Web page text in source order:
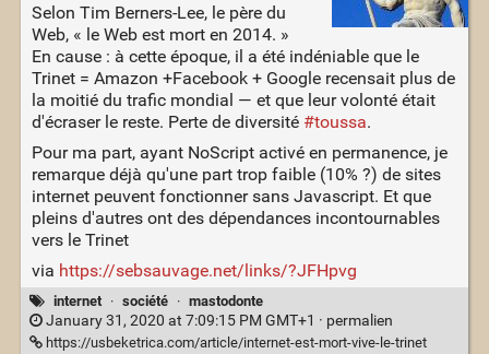
Selon Tim Berners-Lee, le père du
Web, « le Web est mort en 2014. »
En cause : à cette époque, il a été indéniable que le
Trinet = Amazon +Facebook + Google recensait plus de
la moitié du trafic mondial — et que leur volonté était
d'écraser le reste. Perte de diversité #toussa.
Pour ma part, ayant NoScript activé en permanence, je
remarque déjà qu'une part trop faible (10% ?) de sites
internet peuvent fonctionner sans Javascript. Et que
pleins d'autres ont des dépendances incontournables
vers le Trinet
via https://sebsauvage.net/links/?JFHpvg
internet · société · mastodonte
January 31, 2020 at 7:09:15 PM GMT+1 · permalien
https://usbeketrica.com/article/internet-est-mort-vive-le-trinet